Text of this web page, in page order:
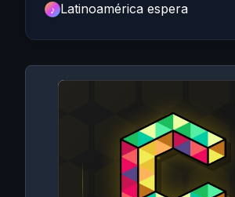
♪ Latinoamérica espera